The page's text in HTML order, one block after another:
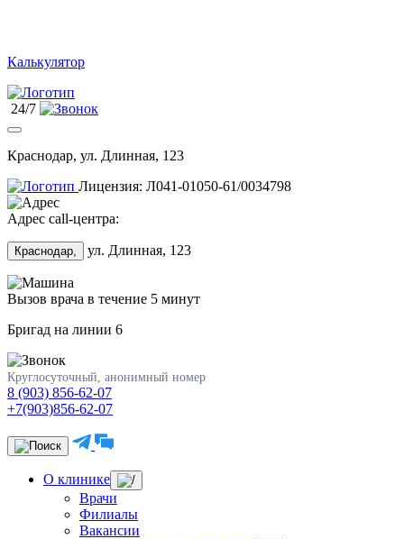
Калькулятор
24/7
Краснодар, ул. Длинная, 123
Лицензия: Л041-01050-61/0034798
Адрес call-центра:
Краснодар, ул. Длинная, 123
Вызов врача в течение 5 минут
Бригад на линии 6
Круглосуточный, анонимный номер
8 (903) 856-62-07
+7(903)856-62-07
О клинике
Врачи
Филиалы
Вакансии